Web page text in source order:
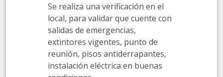
Se realiza una verificación en el
local, para validar que cuente con
salidas de emergencias,
extintores vigentes, punto de
reunión, pisos antiderrapantes,
instalación eléctrica en buenas